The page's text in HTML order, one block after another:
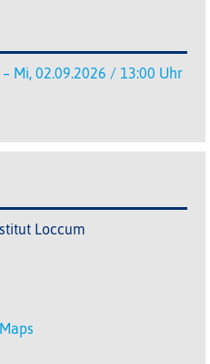
Mi, 02.09.2026 / 13:00 Uhr
Loccum